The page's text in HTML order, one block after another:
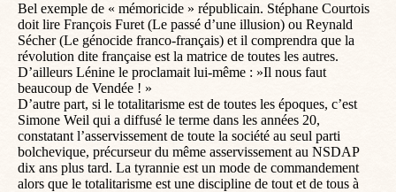
Bel exemple de « mémoricide » républicain. Stéphane Courtois
doit lire François Furet (Le passé d’une illusion) ou Reynald
Sécher (Le génocide franco-français) et il comprendra que la
révolution dite française est la matrice de toutes les autres.
D’ailleurs Lénine le proclamait lui-même : »Il nous faut
beaucoup de Vendée ! »
D’autre part, si le totalitarisme est de toutes les époques, c’est
Simone Weil qui a diffusé le terme dans les années 20,
constatant l’asservissement de toute la société au seul parti
bolchevique, précurseur du même asservissement au NSDAP
dix ans plus tard. La tyrannie est un mode de commandement
alors que le totalitarisme est une discipline de tout et de tous à